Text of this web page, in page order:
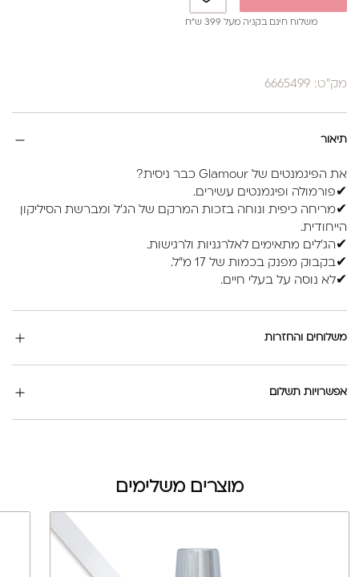
משלוח חינם בקניה מעל 399 ש”ח
מק"ט: 6665499
תיאור
את הפיגמנטים של Glamour כבר ניסית?
✔פורמולה ופיגמנטים עשירים.
✔מריחה כיפית ונוחה בזכות המרקם של הג'ל ומברשת הסיליקון
הייחודית.
✔הג'לים מתאימים לאלרגניות ולרגישות.
✔בקבוק מפנק בכמות של 17 מ"ל.
✔לא נוסה על בעלי חיים.
משלוחים והחזרות
אפשרויות תשלום
מוצרים משלימים